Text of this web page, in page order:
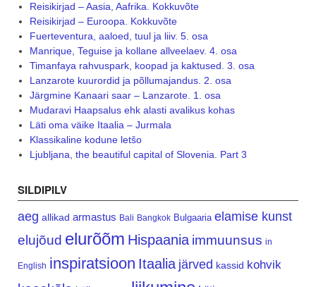
Reisikirjad – Aasia, Aafrika. Kokkuvõte
Reisikirjad – Euroopa. Kokkuvõte
Fuerteventura, aaloed, tuul ja liiv. 5. osa
Manrique, Teguise ja kollane allveelaev. 4. osa
Timanfaya rahvuspark, koopad ja kaktused. 3. osa
Lanzarote kuurordid ja põllumajandus. 2. osa
Järgmine Kanaari saar – Lanzarote. 1. osa
Mudaravi Haapsalus ehk alasti avalikus kohas
Läti oma väike Itaalia – Jurmala
Klassikaline kodune letšo
Ljubljana, the beautiful capital of Slovenia. Part 3
SILDIPILV
aeg allikad armastus Bali Bangkok Bulgaaria elamise kunst
elujõud elurõõm Hispaania immuunsus in
English inspiratsioon Itaalia järved kassid kohvik